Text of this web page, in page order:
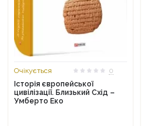
Очікується
0
Історія європейської
цивілізації. Близький Схід –
Умберто Еко